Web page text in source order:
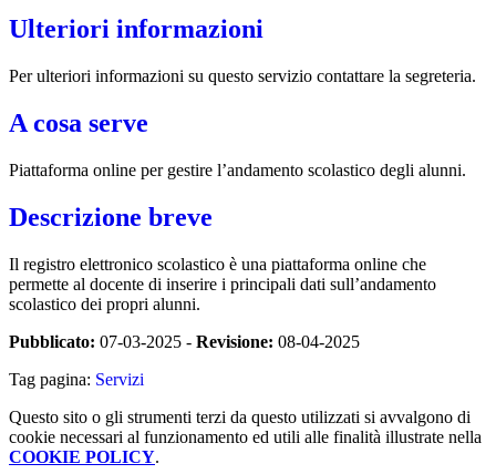
Ulteriori informazioni
Per ulteriori informazioni su questo servizio contattare la segreteria.
A cosa serve
Piattaforma online per gestire l’andamento scolastico degli alunni.
Descrizione breve
Il registro elettronico scolastico è una piattaforma online che
permette al docente di inserire i principali dati sull’andamento
scolastico dei propri alunni.
Pubblicato: 07-03-2025 - Revisione: 08-04-2025
Tag pagina: Servizi
Questo sito o gli strumenti terzi da questo utilizzati si avvalgono di
cookie necessari al funzionamento ed utili alle finalità illustrate nella
COOKIE POLICY.